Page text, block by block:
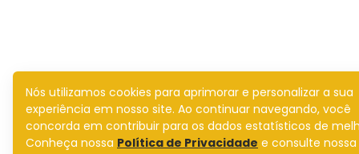
Nós utilizamos cookies para aprimorar e personalizar a sua
experiência em nosso site. Ao continuar navegando, você
concorda em contribuir para os dados estatísticos de
Conheça nossa Política de Privacidade e consulte nossa